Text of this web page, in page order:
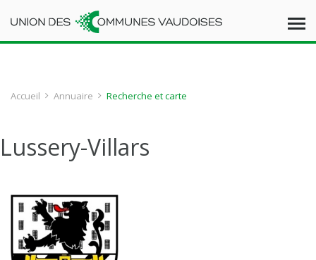
Accueil Annuaire Recherche et carte
Lussery-Villars